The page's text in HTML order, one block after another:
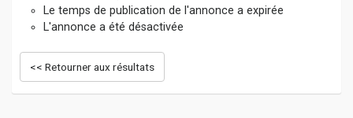
Le temps de publication de l'annonce a expirée
L'annonce a été désactivée
<< Retourner aux résultats